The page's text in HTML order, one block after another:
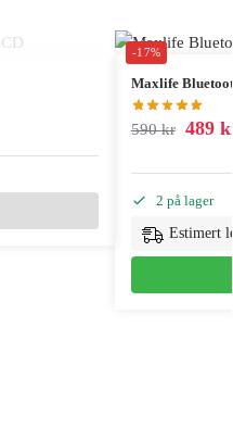
-17%
Maxlife
590kr 489
2 på lager
Estimert